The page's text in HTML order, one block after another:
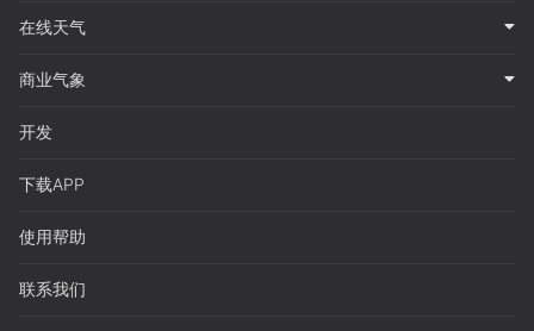
在线天气
商业气象
开发
下载APP
使用帮助
联系我们